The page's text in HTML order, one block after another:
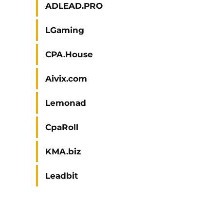
ADLEAD.PRO
LGaming
CPA.House
Aivix.com
Lemonad
CpaRoll
KMA.biz
Leadbit